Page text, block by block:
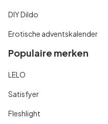
DIY Dildo
Erotische adventskalender
Populaire merken
LELO
Satisfyer
Fleshlight